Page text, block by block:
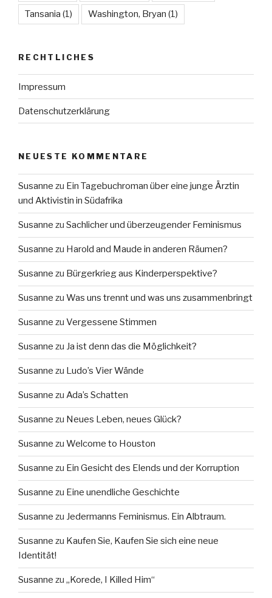
Tansania (1) Washington, Bryan (1)
RECHTLICHES
Impressum
Datenschutzerklärung
NEUESTE KOMMENTARE
Susanne zu Ein Tagebuchroman über eine junge Ärztin
und Aktivistin in Südafrika
Susanne zu Sachlicher und überzeugender Feminismus
Susanne zu Harold and Maude in anderen Räumen?
Susanne zu Bürgerkrieg aus Kinderperspektive?
Susanne zu Was uns trennt und was uns zusammenbringt
Susanne zu Vergessene Stimmen
Susanne zu Ja ist denn das die Möglichkeit?
Susanne zu Ludo’s Vier Wände
Susanne zu Ada’s Schatten
Susanne zu Neues Leben, neues Glück?
Susanne zu Welcome to Houston
Susanne zu Ein Gesicht des Elends und der Korruption
Susanne zu Eine unendliche Geschichte
Susanne zu Jedermanns Feminismus. Ein Albtraum.
Susanne zu Kaufen Sie, Kaufen Sie sich eine neue
Identität!
Susanne zu „Korede, I Killed Him“